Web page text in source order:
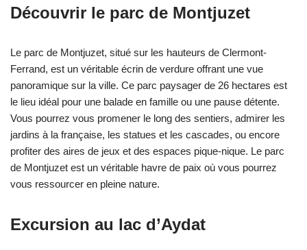
Découvrir le parc de Montjuzet
Le parc de Montjuzet, situé sur les hauteurs de Clermont-
Ferrand, est un véritable écrin de verdure offrant une vue
panoramique sur la ville. Ce parc paysager de 26 hectares est
le lieu idéal pour une balade en famille ou une pause détente.
Vous pourrez vous promener le long des sentiers, admirer les
jardins à la française, les statues et les cascades, ou encore
profiter des aires de jeux et des espaces pique-nique. Le parc
de Montjuzet est un véritable havre de paix où vous pourrez
vous ressourcer en pleine nature.
Excursion au lac d’Aydat